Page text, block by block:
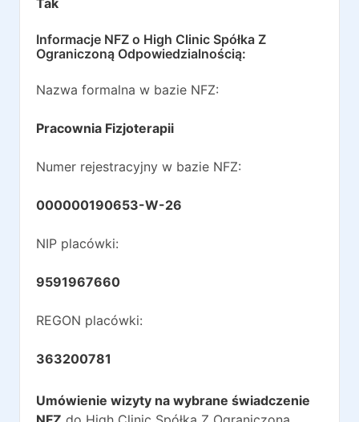
Tak
Informacje NFZ o High Clinic Spółka Z
Ograniczoną Odpowiedzialnością:
Nazwa formalna w bazie NFZ:
Pracownia Fizjoterapii
Numer rejestracyjny w bazie NFZ:
000000190653-W-26
NIP placówki:
9591967660
REGON placówki:
363200781
Umówienie wizyty na wybrane świadczenie